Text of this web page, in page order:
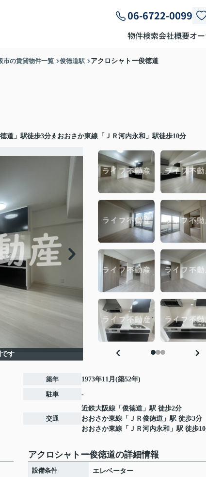
06-6722-0099
物件検索会社概要オ
市の賃貸物件一覧 俊徳道駅 アクロシャトー俊徳道
道」駅徒歩3分 おおさか東線「ＪＲ河内永和」駅徒歩10分
す
築年 1973年11月(築52年)
駐車 -
交通
近鉄大阪線 「 俊徳道 」駅 徒歩2分
おおさか東線 「 ＪＲ俊徳道 」駅 徒歩3分
おおさか東線 「 ＪＲ河内永和 」駅 徒歩
アクロシャトー俊徳道の詳細情報
設備条件
エレベーター